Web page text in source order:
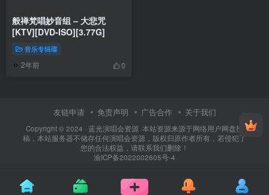
般禅梵唱妙音组 – 大悲咒
[KTV][DVD-ISO][3.77G]
音乐专辑碟
2年前 0
友链申请 免责声明 广告合作 关于我们
Copyright © 2024 · 蓝光演唱会资源 ·本站资源来源于网络用户网盘投
稿，本站服务器不储存任何演唱会资源，版权归原作者所有，若侵犯了
您的合法权益，请联系我们删除！
渝ICP备2022002605号-4